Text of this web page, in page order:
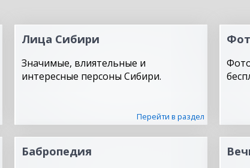
Лица Сибири
Значимые, влиятельные и
интересные персоны Сибири.
Перейти в раздел
Бабропедия